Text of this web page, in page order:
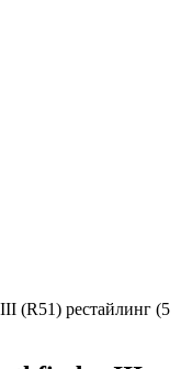
(R51) рестайлинг (5